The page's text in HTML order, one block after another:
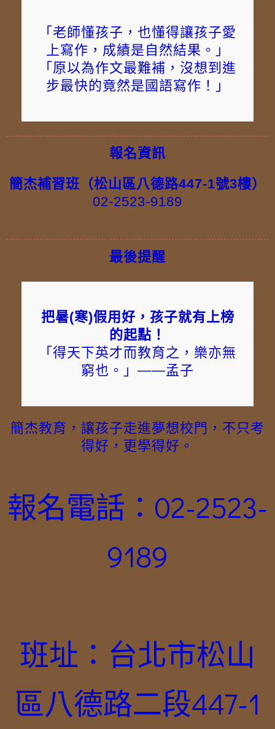
「老師懂孩子，也懂得讓孩子愛
上寫作，成績是自然結果。」
「原以為作文最難補，沒想到進
步最快的竟然是國語寫作！」
報名資訊
簡杰補習班（松山區八德路447-1號3樓）
02-2523-9189
最後提醒
把暑(寒)假用好，孩子就有上榜
的起點！
「得天下英才而教育之，樂亦無
窮也。」——孟子
簡杰教育，讓孩子走進夢想校門，不只考
得好，更學得好。
報名電話：02-2523-
9189
班址：台北市松山
區八德路二段447-1